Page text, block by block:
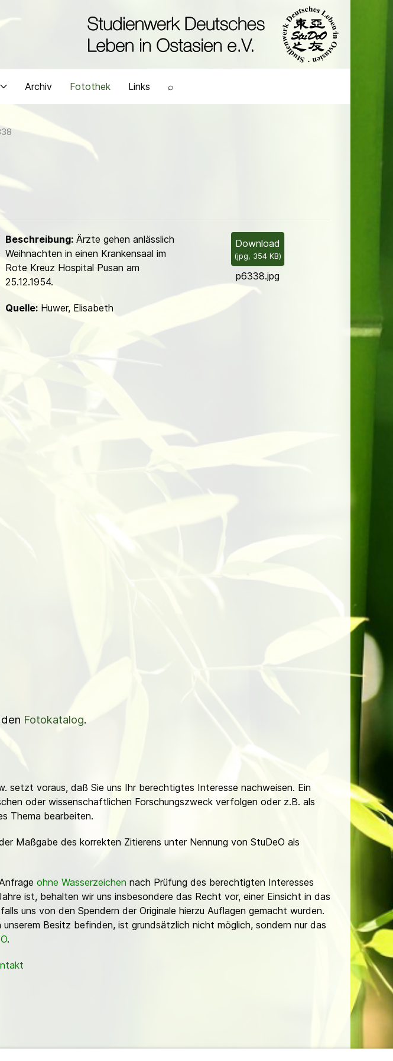
Archiv Fotothek Links ⌕
Download
(jpg, 354 KB)
p6338.jpg
Beschreibung:Ärzte gehen anlässlich
Weihnachten in einen Krankensaal im
Rote Kreuz Hospital Pusan am
25.12.1954.
Quelle:Huwer, Elisabeth
Fotokatalog.
setzt voraus, daß Sie uns Ihr berechtigtes Interesse nachweisen. Ein
oder wissenschaftlichen Forschungszweck verfolgen oder z.B. als
Thema bearbeiten.
Maßgabe des korrekten Zitierens unter Nennung von StuDeO als
ohne Wasserzeichen nach Prüfung des berechtigten Interesses
ist, behalten wir uns insbesondere das Recht vor, einer Einsicht in das
uns von den Spendern der Originale hierzu Auflagen gemacht wurden.
Besitz befinden, ist grundsätzlich nicht möglich, sondern nur das
.